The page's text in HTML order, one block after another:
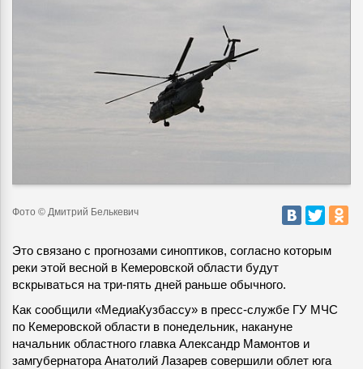
Фото © Дмитрий Белькевич
Это связано с прогнозами синоптиков, согласно которым
реки этой весной в Кемеровской области будут
вскрываться на три-пять дней раньше обычного.
Как сообщили «МедиаКузбассу» в пресс-службе ГУ МЧС
по Кемеровской области в понедельник, накануне
начальник областного главка Александр Мамонтов и
замгубернатора Анатолий Лазарев совершили облет юга